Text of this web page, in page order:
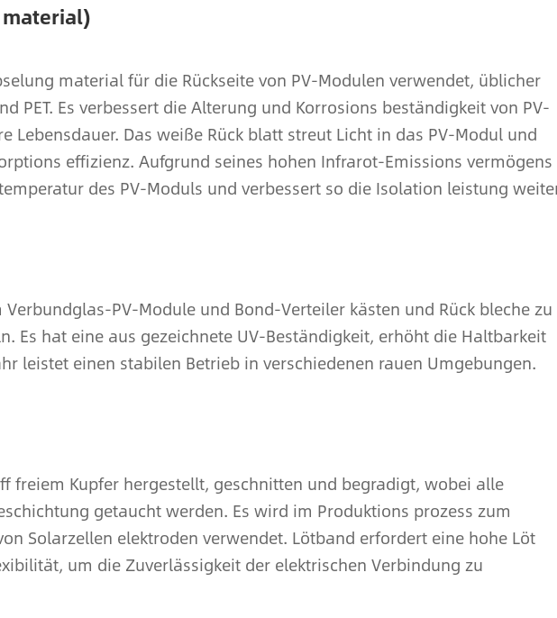
material für die Rückseite von PV-Modulen verwendet, üblicher
PET. Es verbessert die Alterung und Korrosions beständigkeit von PV-
Lebensdauer. Das weiße Rück blatt streut Licht in das PV-Modul und
effizienz. Aufgrund seines hohen Infrarot-Emissions vermögens
des PV-Moduls und verbessert so die Isolation leistung
PV-Module und Bond-Verteiler kästen und Rück bleche zu
Es hat eine aus gezeichnete UV-Beständigkeit, erhöht die Haltbarkeit
leistet einen stabilen Betrieb in verschiedenen rauen Umgebungen.
freiem Kupfer hergestellt, geschnitten und begradigt, wobei alle
getaucht werden. Es wird im Produktions prozess zum
Solarzellen elektroden verwendet. Lötband erfordert eine hohe Löt
um die Zuverlässigkeit der elektrischen Verbindung zu